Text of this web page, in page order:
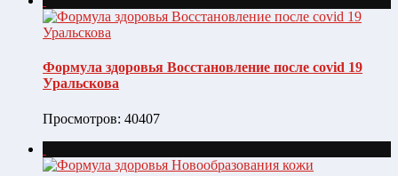
Формула здоровья Восстановление после covid 19
Уральскова
Просмотров: 40407